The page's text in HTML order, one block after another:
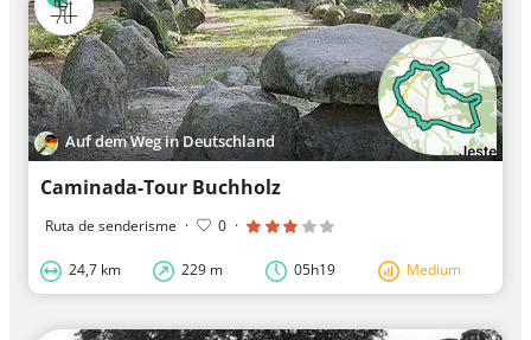
Auf dem Weg in Deutschland
Caminada-Tour Buchholz
Ruta de senderisme · 0 ·
24,7 km 229 m 05h19 Medium